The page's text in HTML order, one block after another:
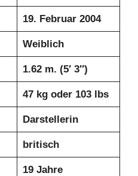
19. Februar 2004
Weiblich
1.62 m. (5′ 3″)
47 kg oder 103 lbs
Darstellerin
britisch
19 Jahre